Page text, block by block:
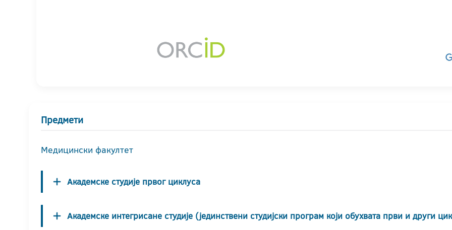
Предмети
Медицински факултет
Академске студије првог циклуса
Академске интегрисане студије (јединствени студијски програм који обухвата први и други